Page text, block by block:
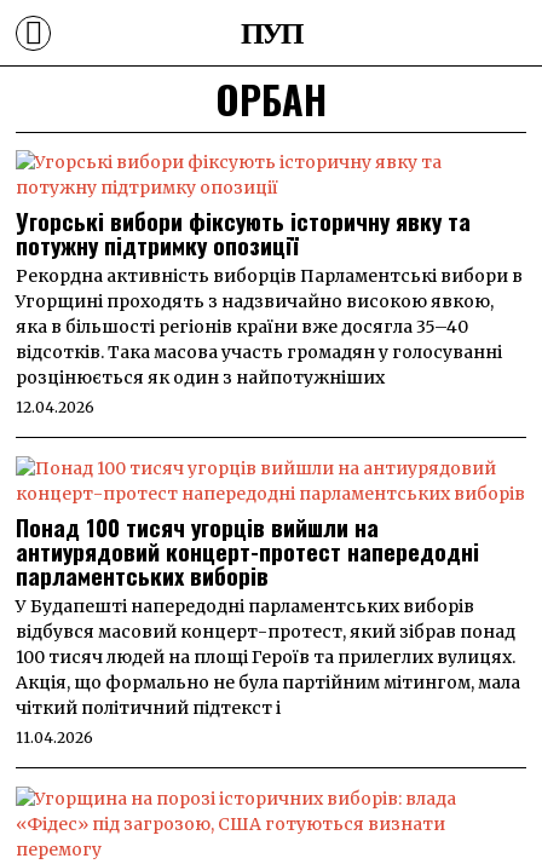
ПУП
ОРБАН
Угорські вибори фіксують історичну явку та
потужну підтримку опозиції
Рекордна активність виборців Парламентські вибори в
Угорщині проходять з надзвичайно високою явкою,
яка в більшості регіонів країни вже досягла 35–40
відсотків. Така масова участь громадян у голосуванні
розцінюється як один з найпотужніших
12.04.2026
Понад 100 тисяч угорців вийшли на
антиурядовий концерт-протест напередодні
парламентських виборів
У Будапешті напередодні парламентських виборів
відбувся масовий концерт-протест, який зібрав понад
100 тисяч людей на площі Героїв та прилеглих вулицях.
Акція, що формально не була партійним мітингом, мала
чіткий політичний підтекст і
11.04.2026